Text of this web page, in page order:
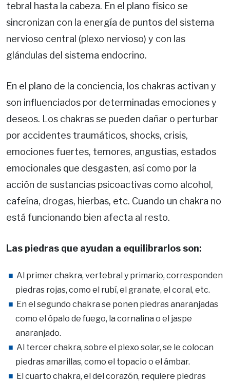
tebral hasta la cabeza. En el plano físico se
sincronizan con la energía de puntos del sistema
nervioso central (plexo ner­vioso) y con las
glándulas del sistema endocrino.
En el plano de la conciencia, los chakras activan y
son influenciados por determinadas emociones y
deseos. Los chakras se pueden dañar o perturbar
por accidentes traumáticos, shocks, crisis,
emociones fuertes, temores, angustias, estados
emocionales que desgasten, así como por la
acción de sustancias psicoac­tivas como alcohol,
cafeína, drogas, hierbas, etc. Cuando un chakra no
está funcionando bien afecta al resto.
Las piedras que ayudan a equilibrarlos son:
Al primer chakra, vertebral y primario, corresponden
piedras rojas, como el rubí, el granate, el coral, etc.
En el segundo chakra se ponen piedras anaranjadas
como el ópalo de fuego, la cornalina o el jaspe
anaranjado.
Al tercer chakra, sobre el plexo solar, se le colocan
pie­dras amarillas, como el topacio o el ámbar.
El cuarto chakra, el del corazón, requiere piedras